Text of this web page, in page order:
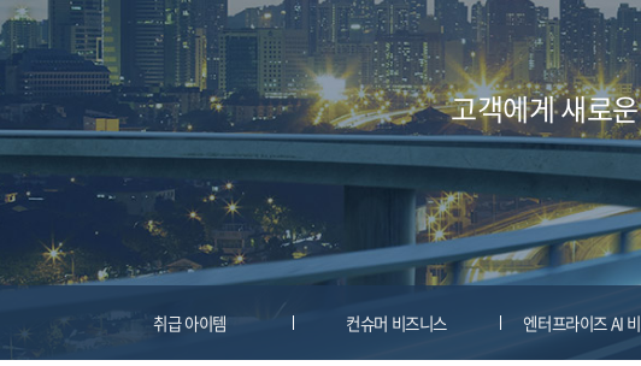
고객에게 새로
취급 아이템 컨슈머 비즈니스 엔터프라이즈 AI